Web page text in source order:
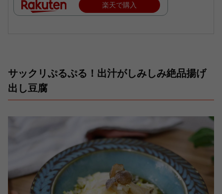
楽天で購入
サックリぷるぷる！出汁がしみしみ絶品揚げ
出し豆腐